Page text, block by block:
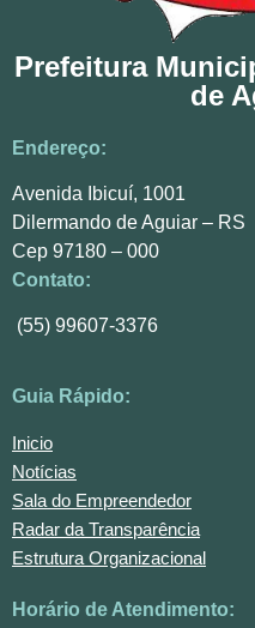
Prefeitura
de
Endereço:
Avenida Ibicuí, 1001
Dilermando de Aguiar – RS
Cep 97180 – 000
Contato:
(55) 99607-3376
Guia Rápido:
Inicio
Notícias
Sala do Empreendedor
Radar da Transparência
Estrutura Organizacional
Horário de Atendimento: